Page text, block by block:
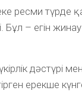
ресми түрде
Бұл – егін
дәстүрі
ерекше